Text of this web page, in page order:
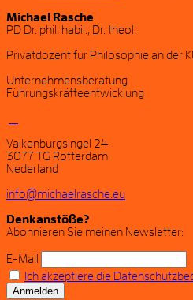
Michael Rasche
PD Dr. phil. habil., Dr. theol.
Privatdozent für Philosophie an der
Unternehmensberatung
Führungskräfteentwicklung
Valkenburgsingel 24
3077 TG Rotterdam
Nederland
info@michaelrasche.eu
Denkanstöße?
Abonnieren Sie meinen Newsletter:
E-Mail
Ich akzeptiere die